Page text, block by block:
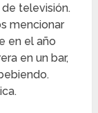
televisión.
mencionar
en el año
en un bar,